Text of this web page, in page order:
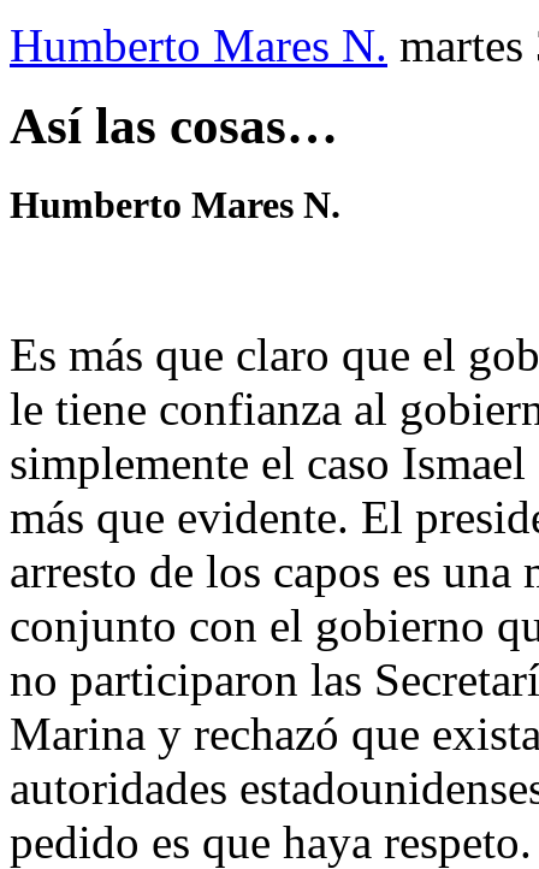
Humberto Mares N.
Así las cosas…
Humberto Mares N.
Es más que claro que el
le tiene confianza al
simplemente el caso
más que evidente. El
arresto de los capos es
conjunto con el gobierno
no participaron las
Marina y rechazó que
autoridades
pedido es que haya respeto.